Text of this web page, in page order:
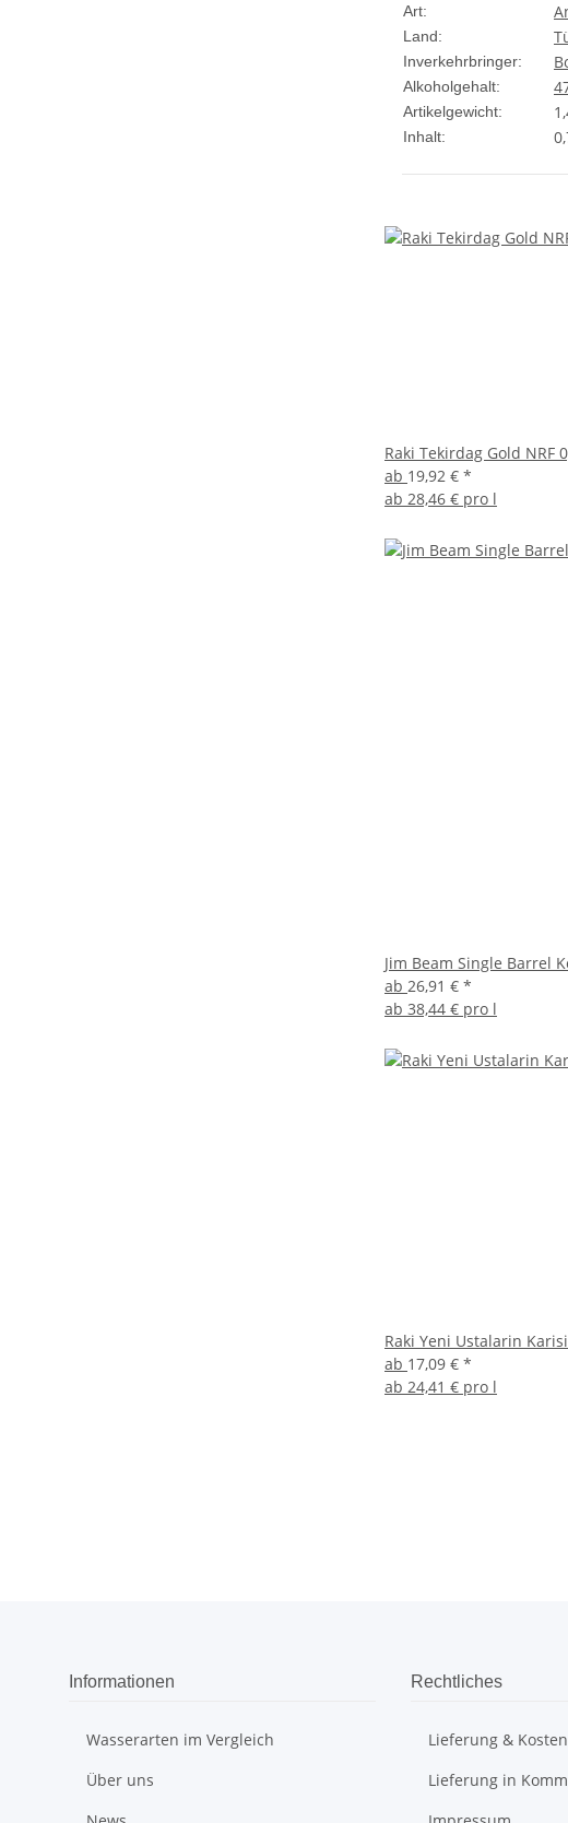
Art:
Land:
Inverkehrbringer:
Alkoholgehalt:
Artikelgewicht:
Inhalt:
Raki Tekirdag Gold NRF
ab 19,92 € *
ab 28,46 € pro l
Jim Beam Single Barrel
ab 26,91 € *
ab 38,44 € pro l
Raki Yeni Ustalarin
ab 17,09 € *
ab 24,41 € pro l
Informationen
Wasserarten im Vergleich
Über uns
Rechtliches
Lieferung & Kosten
Lieferung in